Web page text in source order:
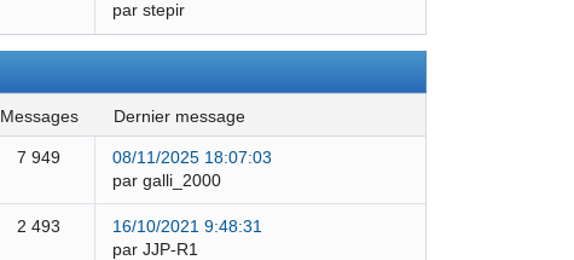
par stepir
messages dernier message
7 949
08/11/2025 18:07:03
par galli_2000
2 493
16/10/2021 9:48:31
par JJP-R1